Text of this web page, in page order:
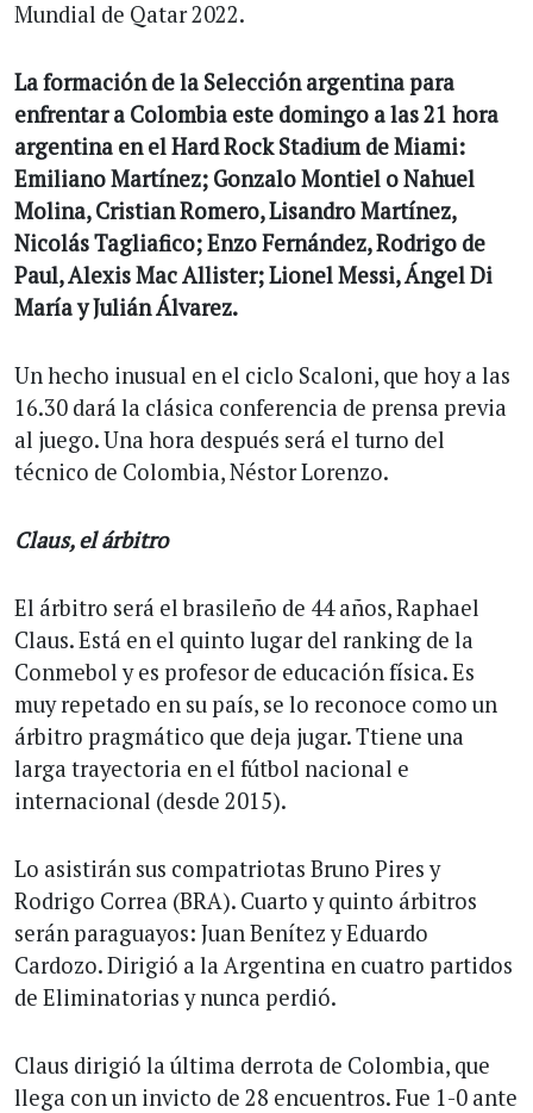
Mundial de Qatar 2022.
La formación de la Selección argentina para
enfrentar a Colombia este domingo a las 21 hora
argentina en el Hard Rock Stadium de Miami:
Emiliano Martínez; Gonzalo Montiel o Nahuel
Molina, Cristian Romero, Lisandro Martínez,
Nicolás Tagliafico; Enzo Fernández, Rodrigo de
Paul, Alexis Mac Allister; Lionel Messi, Ángel Di
María y Julián Álvarez.
Un hecho inusual en el ciclo Scaloni, que hoy a las
16.30 dará la clásica conferencia de prensa previa
al juego. Una hora después será el turno del
técnico de Colombia, Néstor Lorenzo.
Claus, el árbitro
El árbitro será el brasileño de 44 años, Raphael
Claus. Está en el quinto lugar del ranking de la
Conmebol y es profesor de educación física. Es
muy repetado en su país, se lo reconoce como un
árbitro pragmático que deja jugar. Ttiene una
larga trayectoria en el fútbol nacional e
internacional (desde 2015).
Lo asistirán sus compatriotas Bruno Pires y
Rodrigo Correa (BRA). Cuarto y quinto árbitros
serán paraguayos: Juan Benítez y Eduardo
Cardozo. Dirigió a la Argentina en cuatro partidos
de Eliminatorias y nunca perdió.
Claus dirigió la última derrota de Colombia, que
llega con un invicto de 28 encuentros. Fue 1-0 ante